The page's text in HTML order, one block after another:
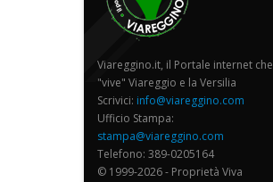
Viareggino.it, il Portale internet che
"vive" Viareggio e la Versilia
Scrivici: info@viareggino.com
Ufficio Stampa:
stampa@viareggino.com
Telefono: 389-0205164
© 1999-2026 - Proprietà Viva